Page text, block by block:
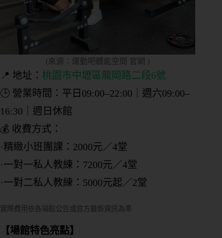
(來源：運動吧體能空間 官網 )
📍 地址： 桃園市中壢區龍岡路二段6號
🕒 營業時間：平日09:00–22:00｜週六09:00–
16:30｜週日休館
💰 收費方式：
·精緻小班團課：2000元／4堂
·一對一私人教練：7200元／4堂
·一對二私人教練：5000元起／2堂
實際費用依各場館公告或官方最新資訊為準
【場館特色亮點】